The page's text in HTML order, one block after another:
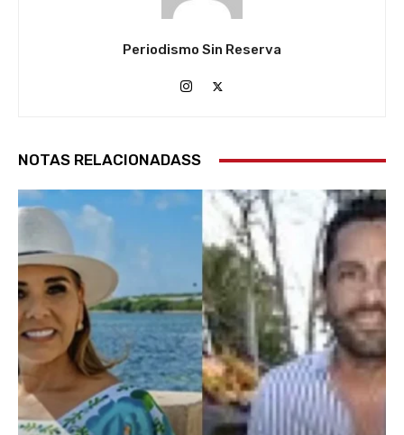
Periodismo Sin Reserva
NOTAS RELACIONADASS